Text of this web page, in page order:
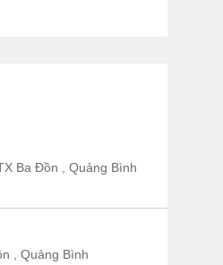
Ba Đồn , Quảng Bình
, Quảng Bình